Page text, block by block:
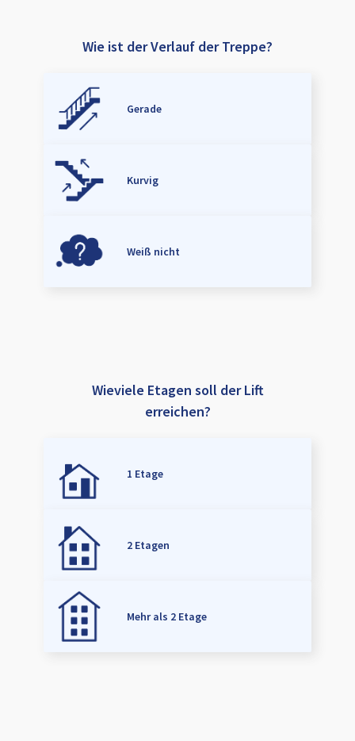
Wie ist der Verlauf der Treppe?
Gerade
Kurvig
Weiß nicht
Wieviele Etagen soll der Lift
erreichen?
1 Etage
2 Etagen
Mehr als 2 Etage